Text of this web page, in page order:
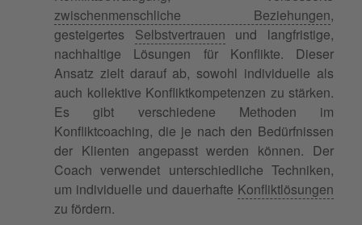
zwischenmenschliche Beziehungen,
gesteigertes Selbstvertrauen und langfristige,
nachhaltige Lösungen für Konflikte. Dieser
Ansatz zielt darauf ab, sowohl individuelle als
auch kollektive Konfliktkompetenzen zu stärken.
Es gibt verschiedene Methoden im
Konfliktcoaching, die je nach den Bedürfnissen
der Klienten angepasst werden können. Der
Coach verwendet unterschiedliche Techniken,
um individuelle und dauerhafte Konfliktlösungen
zu fördern.